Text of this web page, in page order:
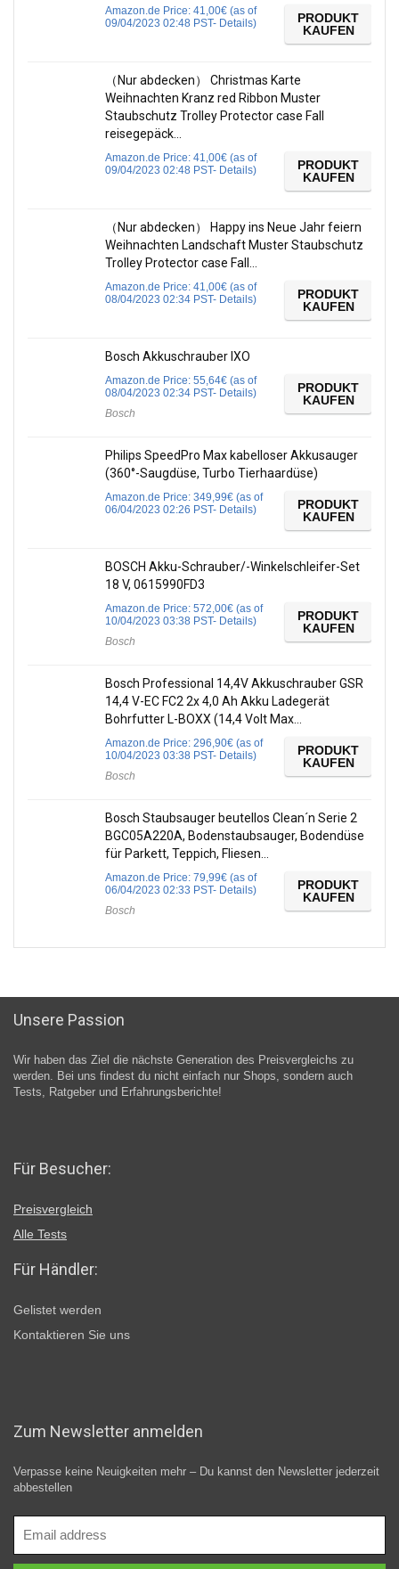
Amazon.de Price: 41,00€ (as of
09/04/2023 02:48 PST- Details)
PRODUKT
KAUFEN
（Nur abdecken） Christmas Karte
Weihnachten Kranz red Ribbon Muster
Staubschutz Trolley Protector case Fall
reisegepäck…
Amazon.de Price: 41,00€ (as of
09/04/2023 02:48 PST- Details)
PRODUKT
KAUFEN
（Nur abdecken） Happy ins Neue Jahr feiern
Weihnachten Landschaft Muster Staubschutz
Trolley Protector case Fall…
Amazon.de Price: 41,00€ (as of
08/04/2023 02:34 PST- Details)
PRODUKT
KAUFEN
Bosch Akkuschrauber IXO
Amazon.de Price: 55,64€ (as of
08/04/2023 02:34 PST- Details)
Bosch
PRODUKT
KAUFEN
Philips SpeedPro Max kabelloser Akkusauger
(360°-Saugdüse, Turbo Tierhaardüse)
Amazon.de Price: 349,99€ (as of
06/04/2023 02:26 PST- Details)
PRODUKT
KAUFEN
BOSCH Akku-Schrauber/-Winkelschleifer-Set
18 V, 0615990FD3
Amazon.de Price: 572,00€ (as of
10/04/2023 03:38 PST- Details)
Bosch
PRODUKT
KAUFEN
Bosch Professional 14,4V Akkuschrauber GSR
14,4 V-EC FC2 2x 4,0 Ah Akku Ladegerät
Bohrfutter L-BOXX (14,4 Volt Max…
Amazon.de Price: 296,90€ (as of
10/04/2023 03:38 PST- Details)
Bosch
PRODUKT
KAUFEN
Bosch Staubsauger beutellos Clean´n Serie 2
BGC05A220A, Bodenstaubsauger, Bodendüse
für Parkett, Teppich, Fliesen…
Amazon.de Price: 79,99€ (as of
06/04/2023 02:33 PST- Details)
Bosch
PRODUKT
KAUFEN
Unsere Passion
Wir haben das Ziel die nächste Generation des Preisvergleichs zu
werden. Bei uns findest du nicht einfach nur Shops, sondern auch
Tests, Ratgeber und Erfahrungsberichte!
Für Besucher:
Preisvergleich
Alle Tests
Für Händler:
Gelistet werden
Kontaktieren Sie uns
Zum Newsletter anmelden
Verpasse keine Neuigkeiten mehr – Du kannst den Newsletter jederzeit
abbestellen